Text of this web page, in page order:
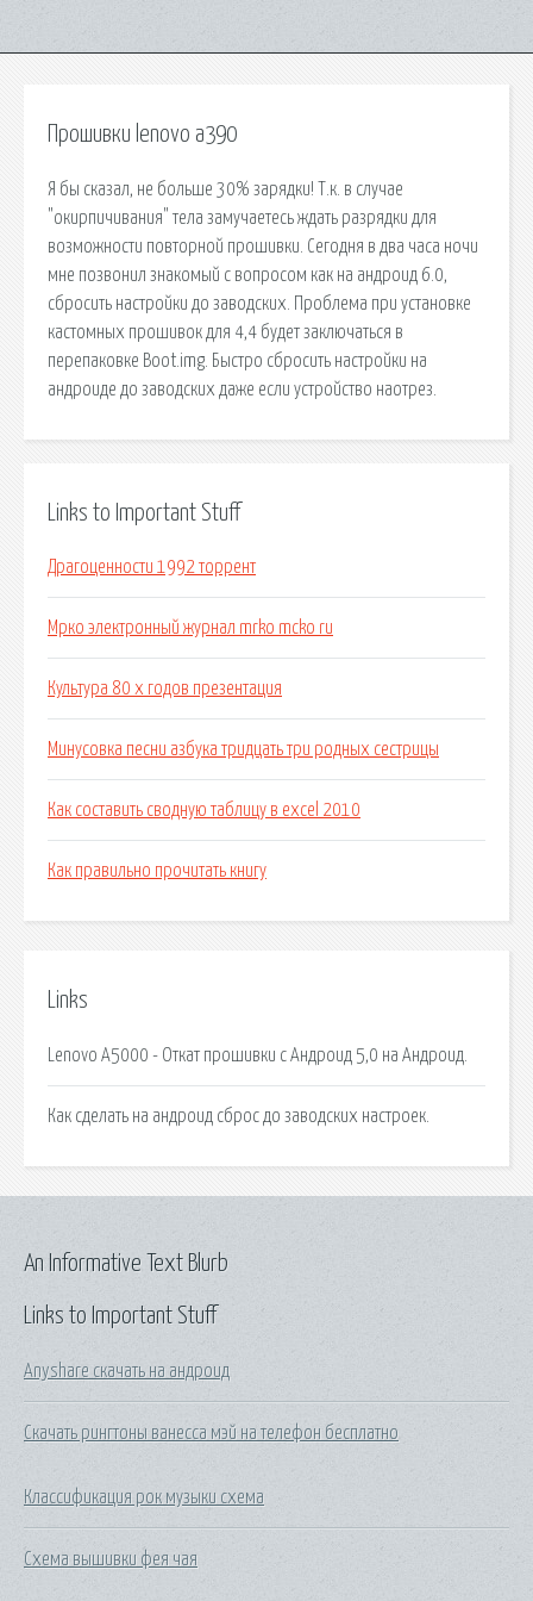
Прошивки lenovo a390
Я бы сказал, не больше 30% зарядки! Т.к. в случае
"окирпичивания" тела замучаетесь ждать разрядки для
возможности повторной прошивки. Сегодня в два часа ночи
мне позвонил знакомый с вопросом как на андроид 6.0,
сбросить настройки до заводских. Проблема при установке
кастомных прошивок для 4,4 будет заключаться в
перепаковке Boot.img. Быстро сбросить настройки на
андроиде до заводских даже если устройство наотрез.
Links to Important Stuff
Драгоценности 1992 торрент
Мрко электронный журнал mrko mcko ru
Культура 80 х годов презентация
Минусовка песни азбука тридцать три родных сестрицы
Как составить сводную таблицу в excel 2010
Как правильно прочитать книгу
Links
Lenovo A5000 - Откат прошивки с Андроид 5,0 на Андроид.
Как сделать на андроид сброс до заводских настроек.
Links to Important Stuff
Anyshare скачать на андроид
Скачать рингтоны ванесса мэй на телефон бесплатно
Классификация рок музыки схема
Схема вышивки фея чая
An Informative Text Blurb